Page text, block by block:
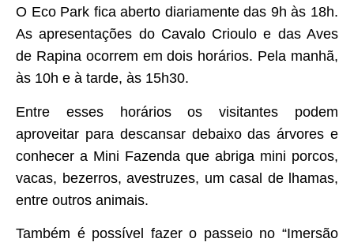
O Eco Park fica aberto diariamente das 9h às 18h.
As apresentações do Cavalo Crioulo e das Aves
de Rapina ocorrem em dois horários. Pela manhã,
às 10h e à tarde, às 15h30.
Entre esses horários os visitantes podem
aproveitar para descansar debaixo das árvores e
conhecer a Mini Fazenda que abriga mini porcos,
vacas, bezerros, avestruzes, um casal de lhamas,
entre outros animais.
Também é possível fazer o passeio no “Imersão